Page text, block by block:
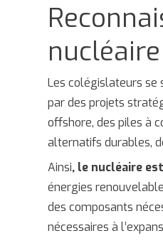
nucléaire
Les colégislateurs se
par des projets
offshore, des piles à
alternatifs durables,
Ainsi, le nucléaire
énergies
des composants
nécessaires à